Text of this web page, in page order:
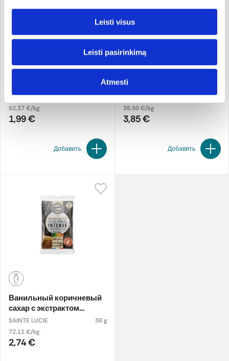
Leisti visus
Leisti pasirinkimą
Atmesti
SAINTE LUCIE
38 g
52.37 €/kg
1,99 €
Добавить
шоколада
SAINTE LUCIE
100 г
38.50 €/kg
3,85 €
Добавить
Ванильный коричневый
сахар с экстрактом
бурбонской ванили
SAINTE LUCIE
38 g
72.11 €/kg
2,74 €